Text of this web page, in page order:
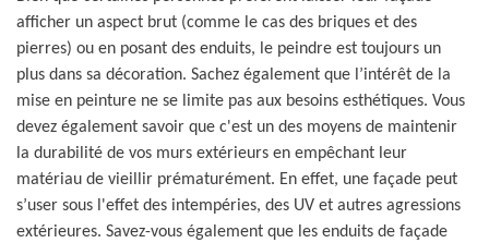
afficher un aspect brut (comme le cas des briques et des
pierres) ou en posant des enduits, le peindre est toujours un
plus dans sa décoration. Sachez également que l’intérêt de la
mise en peinture ne se limite pas aux besoins esthétiques. Vous
devez également savoir que c'est un des moyens de maintenir
la durabilité de vos murs extérieurs en empêchant leur
matériau de vieillir prématurément. En effet, une façade peut
s’user sous l'effet des intempéries, des UV et autres agressions
extérieures. Savez-vous également que les enduits de façade